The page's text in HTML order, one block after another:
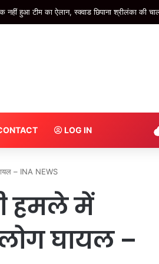
CarPlay Adapter, देखें बेस्ट ऑप्शन
LOG IN
– INA NEWS
हमले में
घायल –